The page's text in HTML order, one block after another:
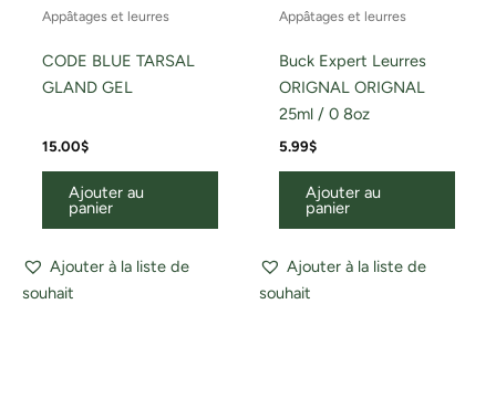
Appâtages et leurres
CODE BLUE TARSAL
GLAND GEL
15.00$
Ajouter au
panier
Ajouter à la liste de
souhait
Appâtages et leurres
Buck Expert Leurres
ORIGNAL ORIGNAL
25ml / 0 8oz
5.99$
Ajouter au
panier
Ajouter à la liste de
souhait